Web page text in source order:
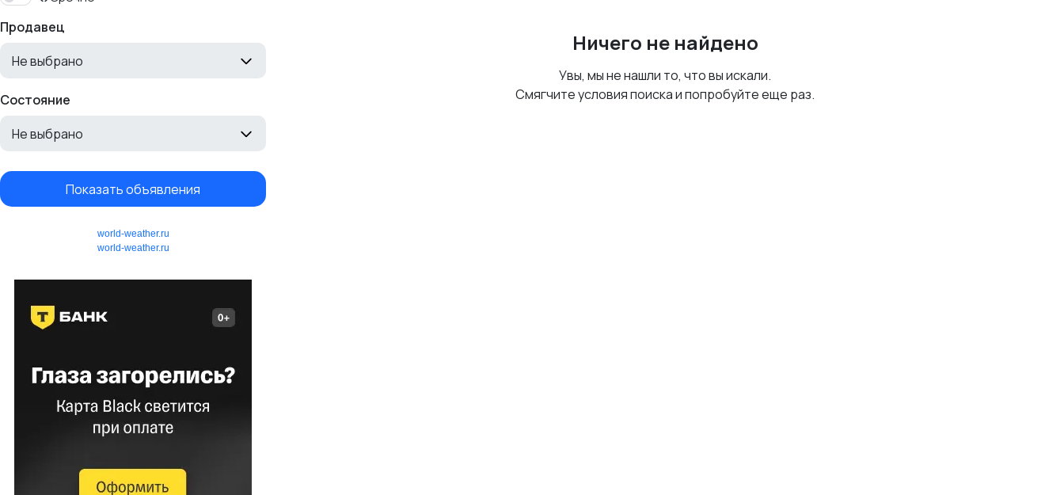
Продавец
Не выбрано
Состояние
Не выбрано
Показать объявления
world-weather.ru
world-weather.ru
Ничего не найдено
Увы, мы не нашли то, что вы искали.
Смягчите условия поиска и попробуйте еще раз.